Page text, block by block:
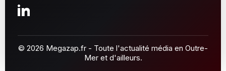
© 2026 Megazap.fr - Toute l'actualité média en Outre-
Mer et d'ailleurs.